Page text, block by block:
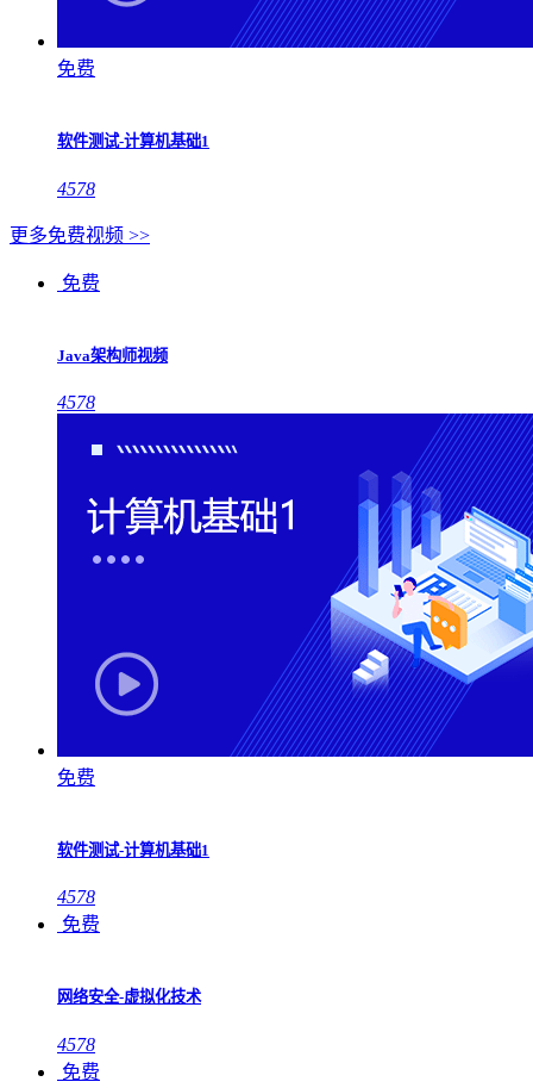
免费
软件测试-计算机基础1
4578
更多免费视频 >>
免费
Java架构师视频
4578
免费
软件测试-计算机基础1
4578
免费
网络安全-虚拟化技术
4578
免费